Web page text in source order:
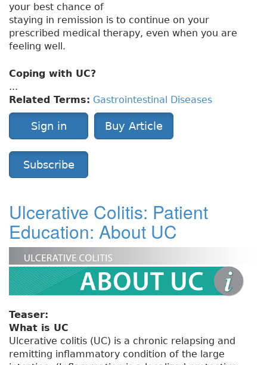
your best chance of
staying in remission is to continue on your
prescribed medical therapy, even when you are
feeling well.
Coping with UC?
...
Related Terms: Gastrointestinal Diseases
Sign in Buy Article
Subscribe
Ulcerative Colitis: Patient
Education: About UC
Teaser:
What is UC
Ulcerative colitis (UC) is a chronic relapsing and
remitting inflammatory condition of the large